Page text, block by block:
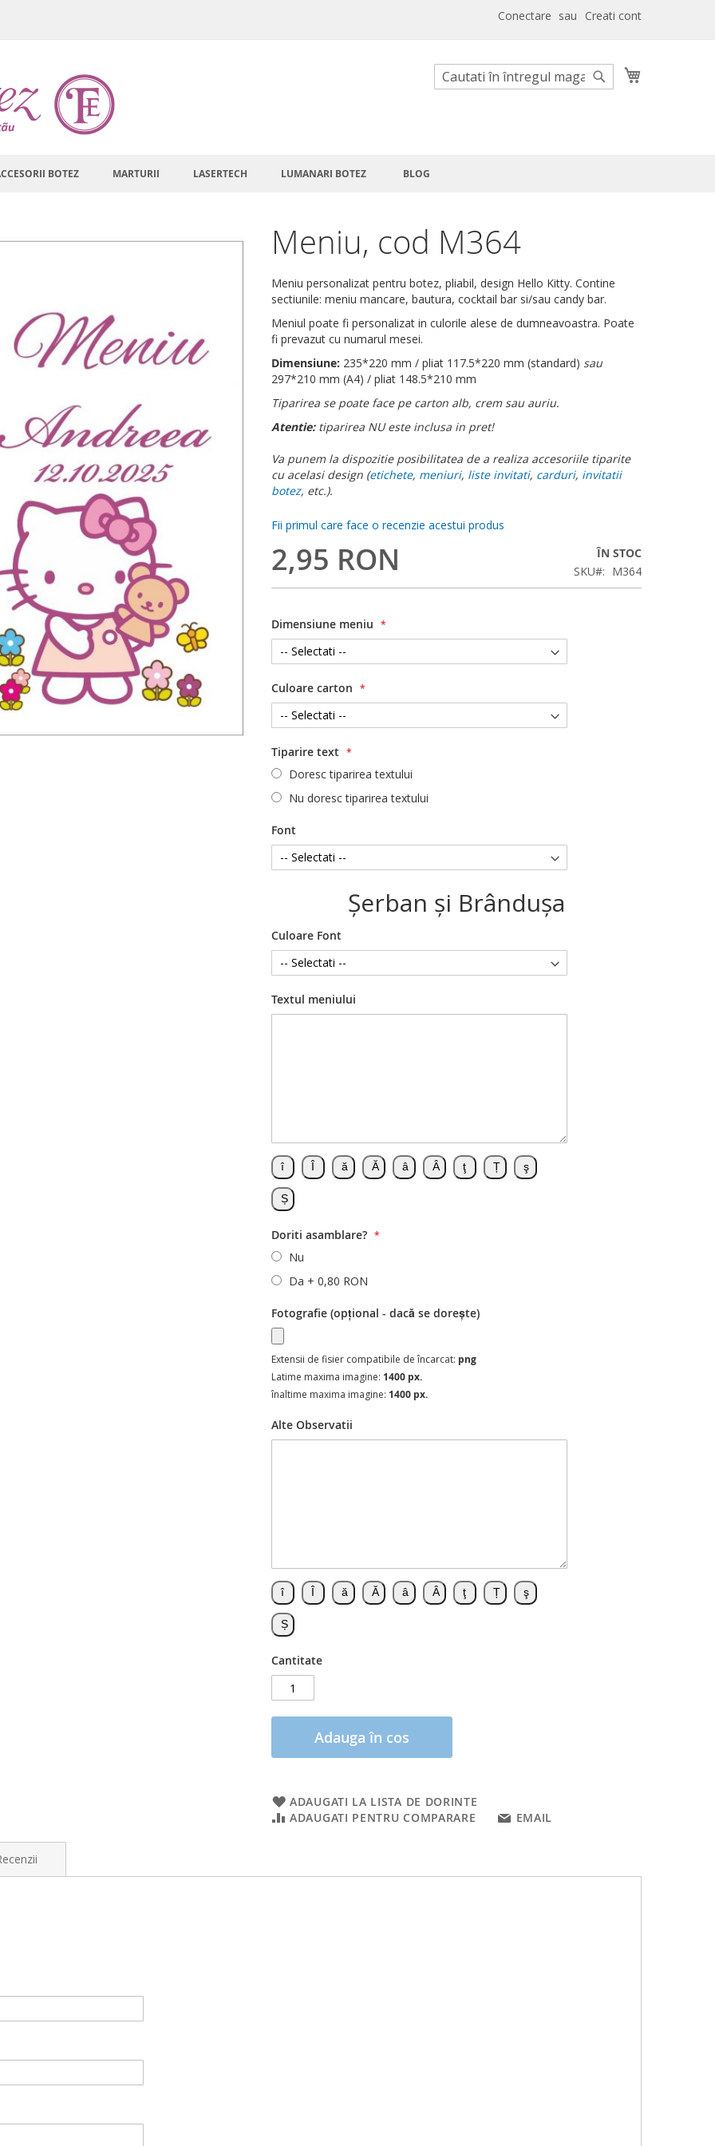
Conectare Creati cont
Cautare
BOTEZ MARTURII LASERTECH LUMANARI BOTEZ BLOG
Meniu, cod M364
Meniu personalizat pentru botez, pliabil, design Hello Kitty. Contine
sectiunile: meniu mancare, bautura, cocktail bar si/sau candy bar.
Meniul poate fi personalizat in culorile alese de dumneavoastra. Poate
fi prevazut cu numarul mesei.
Dimensiune: 235*220 mm / pliat 117.5*220 mm (standard) sau
297*210 mm (A4) / pliat 148.5*210 mm
Tiparirea se poate face pe carton alb, crem sau auriu.
Atentie: tiparirea NU este inclusa in pret!
Va punem la dispozitie posibilitatea de a realiza accesoriile tiparite
cu acelasi design (etichete, meniuri, liste invitati, carduri, invitatii
botez, etc.).
Fii primul care face o recenzie acestui produs
2,95 RON
ÎN STOC
SKU
M364
Dimensiune meniu
Culoare carton
Tiparire text
Doresc tiparirea textului
Nu doresc tiparirea textului
Font
Şerban şi Brânduşa
Culoare Font
Textul meniului
Doriti asamblare?
Nu
Da + 0,80 RON
Fotografie (opțional - dacă se dorește)
Extensii de fisier compatibile de încarcat: png
Latime maxima imagine: 1400 px.
înaltime maxima imagine: 1400 px.
Alte Observatii
Cantitate
Adauga în cos
ADAUGATI LA LISTA DE DORINTE
ADAUGATI PENTRU COMPARARE
EMAIL
vă rugăm să ne-o comunicați